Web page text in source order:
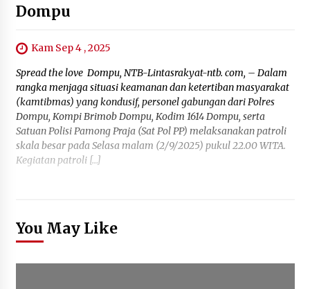
Dompu
Kam Sep 4 , 2025
Spread the love Dompu, NTB-Lintasrakyat-ntb. com, – Dalam
rangka menjaga situasi keamanan dan ketertiban masyarakat
(kamtibmas) yang kondusif, personel gabungan dari Polres
Dompu, Kompi Brimob Dompu, Kodim 1614 Dompu, serta
Satuan Polisi Pamong Praja (Sat Pol PP) melaksanakan patroli
skala besar pada Selasa malam (2/9/2025) pukul 22.00 WITA.
Kegiatan patroli […]
You May Like